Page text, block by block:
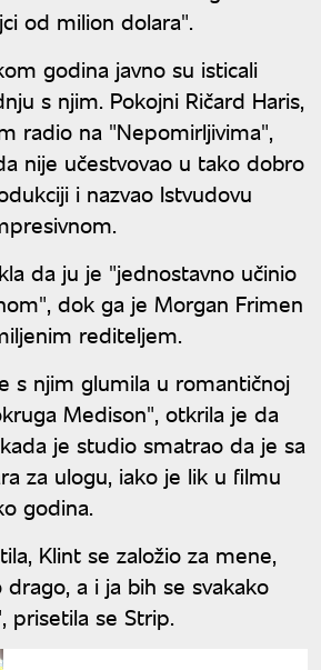
od milion dolara".
godina javno su isticali
s njim. Pokojni Ričard Haris,
radio na "Nepomirljivima",
nije učestvovao u tako dobro
i nazvao Istvudovu
da ju je "jednostavno učinio
dok ga je Morgan Frimen
rediteljem.
s njim glumila u romantičnoj
Medison", otkrila je da
je studio smatrao da je sa
za ulogu, iako je lik u filmu
godina.
Klint se založio za mene,
a i ja bih se svakako
prisetila se Strip.